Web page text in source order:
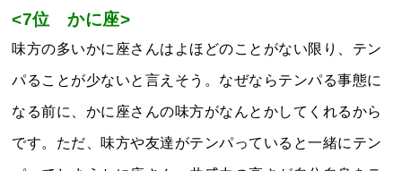
<7位 かに座>
味方の多いかに座さんはよほどのことがない限り、テン
パることが少ないと言えそう。なぜならテンパる事態に
なる前に、かに座さんの味方がなんとかしてくれるから
です。ただ、味方や友達がテンパっていると一緒にテン